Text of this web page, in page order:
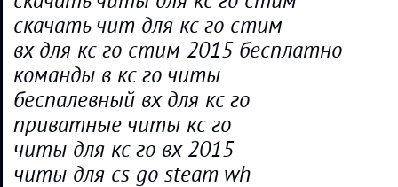
скачать чит для кс го стим
вх для кс го стим 2015 бесплатно
команды в кс го читы
беспалевный вх для кс го
приватные читы кс го
читы для кс го вх 2015
читы для cs go steam wh